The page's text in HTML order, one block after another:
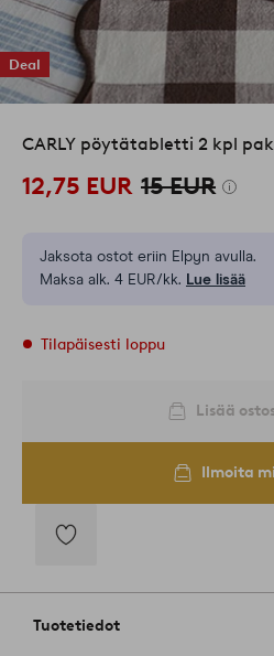
Deal
CARLY pöytätabletti 2 kpl
12,75 EUR 15 EUR
Jaksota ostot eriin Elpyn avulla.
Maksa alk. 4 EUR/kk. Lue lisää
Tilapäisesti loppu
Lisää
Ilmoita
suosikkeihin
Tuotetiedot